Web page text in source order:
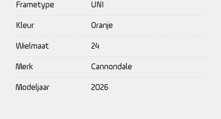
Frametype UNI
Kleur Oranje
Wielmaat 24
Merk Cannondale
Modeljaar 2026